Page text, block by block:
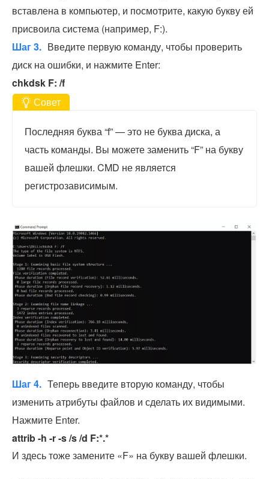
вставлена в компьютер, и посмотрите, какую букву ей
присвоила система (например, F:).
Шаг 3. Введите первую команду, чтобы проверить
диск на ошибки, и нажмите Enter:
chkdsk F: /f
Совет
Последняя буква “f” — это не буква диска, а
часть команды. Вы можете заменить “F” на букву
вашей флешки. CMD не является
регистрозависимым.
Шаг 4. Теперь введите вторую команду, чтобы
изменить атрибуты файлов и сделать их видимыми.
Нажмите Enter.
attrib -h -r -s /s /d F:*.*
И здесь тоже замените «F» на букву вашей флешки.